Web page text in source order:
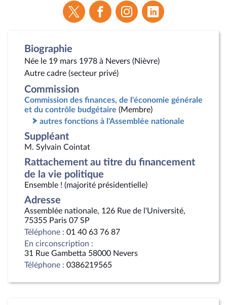
Voir
la
Voir
la
Voir
la
Voir
la
Biographie
Née le 19 mars 1978 à Nevers (Nièvre)
Autre cadre (secteur privé)
Commission
Commission des finances, de l'économie générale
et du contrôle budgétaire (Membre)
autres fonctions à l'Assemblée nationale
Suppléant
M. Sylvain Cointat
Rattachement au titre du financement
de la vie politique
Ensemble ! (majorité présidentielle)
Adresse
Assemblée nationale, 126 Rue de l'Université,
75355 Paris 07 SP
Téléphone : 01 40 63 76 87
En circonscription :
31 Rue Gambetta 58000 Nevers
Téléphone : 0386219565